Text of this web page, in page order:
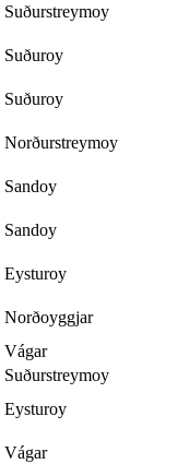
Suðurstreymoy
Suðuroy
Suðuroy
Norðurstreymoy
Sandoy
Sandoy
Eysturoy
Norðoyggjar
Vágar
Suðurstreymoy
Eysturoy
Vágar